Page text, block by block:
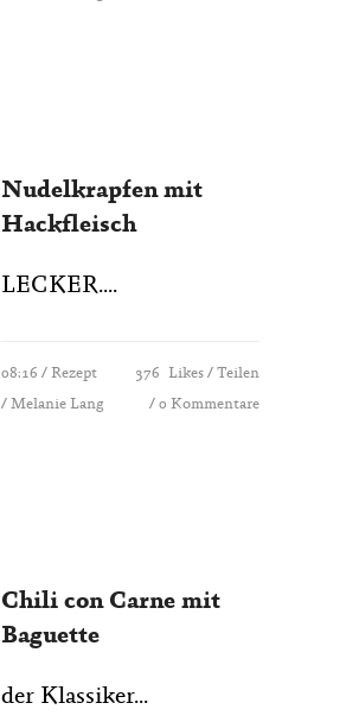
Nudelkrapfen mit
Hackfleisch
LECKER....
08:16 / Rezept
/ Melanie Lang
376 Likes
Teilen
0 Kommentare
Chili con Carne mit
Baguette
der Klassiker...